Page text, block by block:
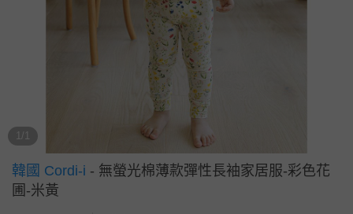
1/1
韓國 Cordi-i - 無螢光棉薄款彈性長袖家居服-彩色花
圃-米黃